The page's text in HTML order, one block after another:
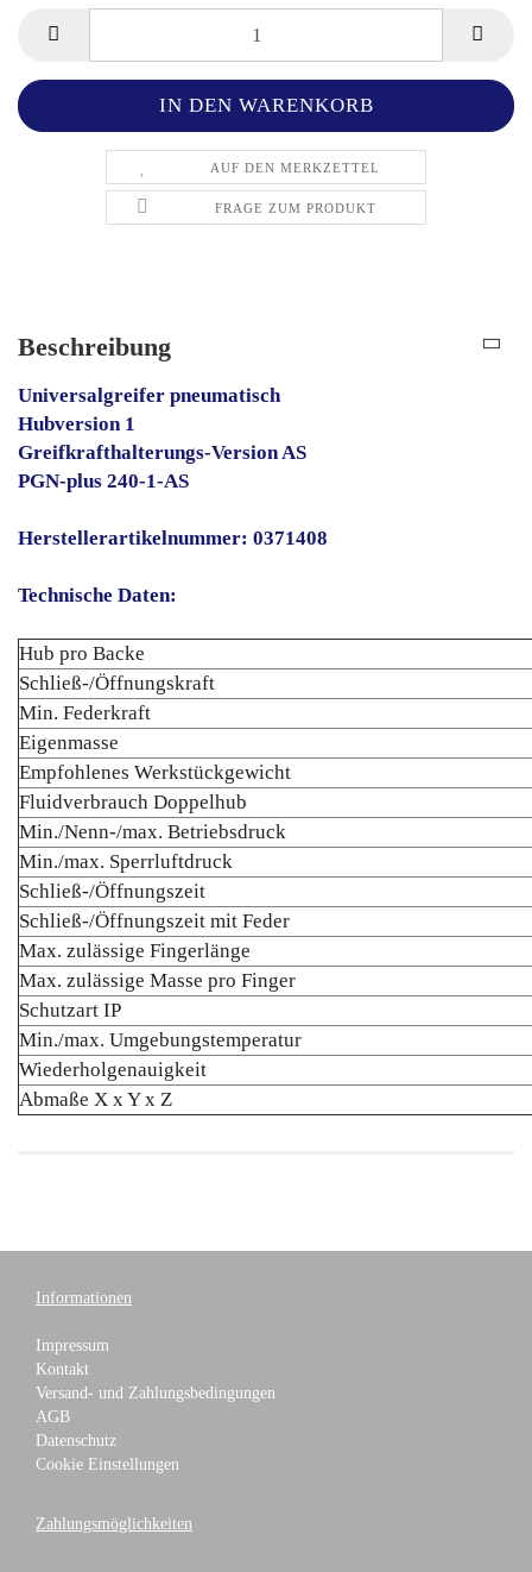
AUF DEN MERKZETTEL
FRAGE ZUM PRODUKT
Beschreibung
Universalgreifer pneumatisch
Hubversion 1
Greifkrafthalterungs-Version AS
PGN-plus 240-1-AS
Herstellerartikelnummer: 0371408
Technische Daten:
Hub pro Backe
Schließ-/Öffnungskraft
Min. Federkraft
Eigenmasse
Empfohlenes Werkstückgewicht
Fluidverbrauch Doppelhub
Min./Nenn-/max. Betriebsdruck
Min./max. Sperrluftdruck
Schließ-/Öffnungszeit
Schließ-/Öffnungszeit mit Feder
Max. zulässige Fingerlänge
Max. zulässige Masse pro Finger
Schutzart IP
Min./max. Umgebungstemperatur
Wiederholgenauigkeit
Abmaße X x Y x Z
Informationen
Impressum
Kontakt
Versand- und Zahlungsbedingungen
AGB
Datenschutz
Cookie Einstellungen
Zahlungsmöglichkeiten